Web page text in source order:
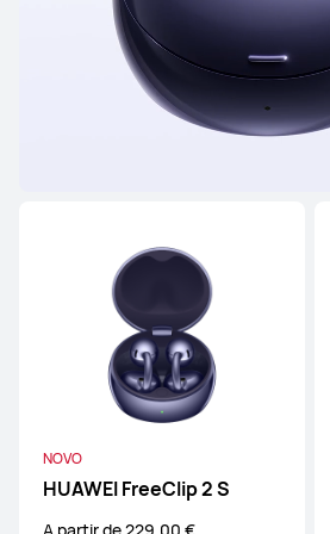
NOVO
HUAWEI FreeClip 2 S